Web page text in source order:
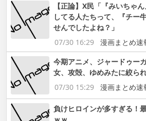
【正論】X民「『みいちゃ
してる人たちって、『チー
せんでしたよね？」
07/30 16:29
漫画まとめ速
今期アニメ、ジャードゥー
女、攻殻、ゆめみたに絞ら
07/30 15:29
漫画まとめ速
負けヒロインが多すぎる！
ｗｗ